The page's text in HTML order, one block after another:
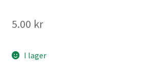
5.00 kr
I lager